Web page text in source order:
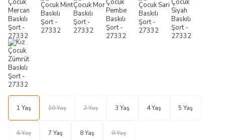
1 Yaş 10 Yaş 2 Yaş 3 Yaş 4 Yaş 5 Yaş
6 Yaş 7 Yaş 8 Yaş 9 Yaş